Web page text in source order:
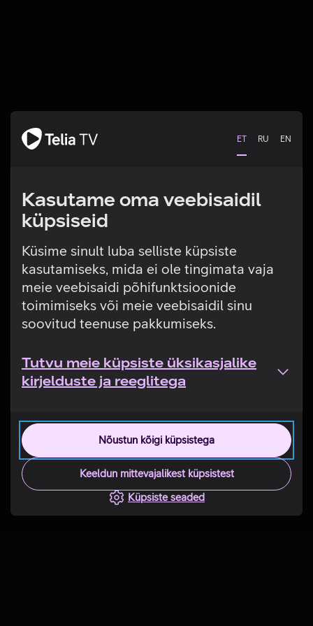
ET RU EN
Kasutame oma veebisaidil
küpsiseid
Küsime sinult luba selliste küpsiste
kasutamiseks, mida ei ole tingimata vaja
meie veebisaidi põhifunktsioonide
toimimiseks või meie veebisaidil sinu
soovitud teenuse pakkumiseks.
Tutvu meie küpsiste üksikasjalike
kirjelduste ja reeglitega
Nõustun kõigi küpsistega
Keeldun mittevajalikest küpsistest
Küpsiste seaded
Tehniline viga